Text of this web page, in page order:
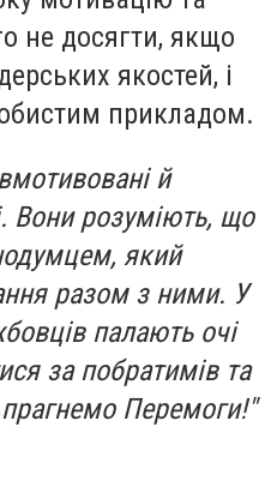
не досягти, якщо
якостей, і
прикладом.
й
Вони розуміють, що
який
разом з ними. У
палають очі
за побратимів та
Перемоги!"